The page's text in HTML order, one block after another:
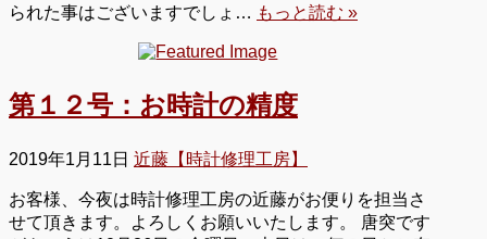
られた事はございますでしょ… もっと読む »
第１２号：お時計の精度
2019年1月11日 近藤【時計修理工房】
お客様、今夜は時計修理工房の近藤がお便りを担当さ
せて頂きます。よろしくお願いいたします。 唐突です